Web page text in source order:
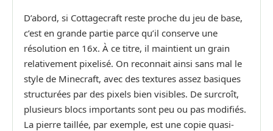
D’abord, si Cottagecraft reste proche du jeu de base,
c’est en grande partie parce qu’il conserve une
résolution en 16x. À ce titre, il maintient un grain
relativement pixelisé. On reconnait ainsi sans mal le
style de Minecraft, avec des textures assez basiques
structurées par des pixels bien visibles. De surcroît,
plusieurs blocs importants sont peu ou pas modifiés.
La pierre taillée, par exemple, est une copie quasi-